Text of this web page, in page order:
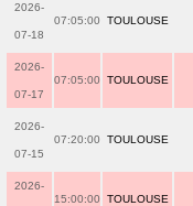
2026-
07-18
07:05:00 TOULOUSE
2026-
07-17
07:05:00 TOULOUSE
2026-
07-15
07:20:00 TOULOUSE
2026-
15:00:00 TOULOUSE